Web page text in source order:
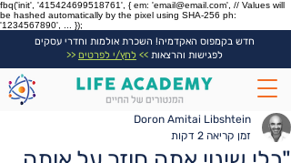
fbq('init', '415424699518761', { em: 'email@email.com', // Values will
be hashed automatically by the pixel using SHA-256 ph:
'1234567890', ... });
חדש בקמפוס האקדמיה! השכרת אולמות וחדרי עסקים
לפגישות והרצאות >> לחץ/י לפרטים <<
Doron Amitai Libshtein
זמן קריאה 2 דקות